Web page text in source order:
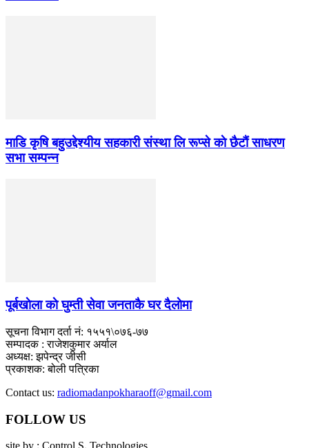
माडि कृषि बहुउद्देश्यीय सहकारी संस्था लि रूप्से काे छैटाैं साधरण
सभा सम्पन्न
पूर्बखाेला काे घुम्ती सेवा जनताकै घर दैलाेमा
सूचना विभाग दर्ता नं: १५५१\०७६-७७
सम्पादक : राजेशकुमार अर्याल
अध्यक्ष: झपेन्द्र जीसी
प्रकाशक: बोली पत्रिका
Contact us: radiomadanpokharaoff@gmail.com
FOLLOW US